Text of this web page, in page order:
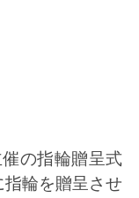
の指輪贈呈式
輪を贈呈させ